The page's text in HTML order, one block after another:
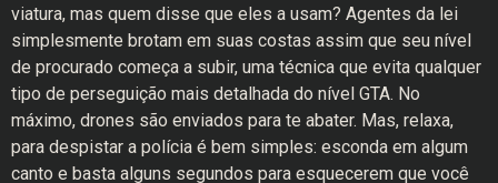
viatura, mas quem disse que eles a usam? Agentes da lei
simplesmente brotam em suas costas assim que seu nível
de procurado começa a subir, uma técnica que evita qualquer
tipo de perseguição mais detalhada do nível GTA. No
máximo, drones são enviados para te abater. Mas, relaxa,
para despistar a polícia é bem simples: esconda em algum
canto e basta alguns segundos para esquecerem que você